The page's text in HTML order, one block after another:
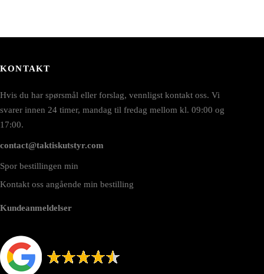
KONTAKT
Hvis du har spørsmål eller forslag, vennligst kontakt oss. Vi
svarer innen 24 timer, mandag til fredag mellom kl. 09:00 og
17:00.
contact@taktiskutstyr.com
Spor bestillingen min
Kontakt oss angående min bestilling
Kundeanmeldelser